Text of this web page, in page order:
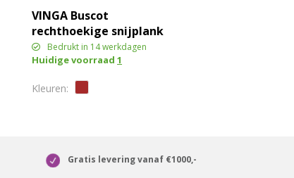
VINGA Buscot
rechthoekige snijplank
Bedrukt in 14 werkdagen
Huidige voorraad1
Gratis levering vanaf €1000,-